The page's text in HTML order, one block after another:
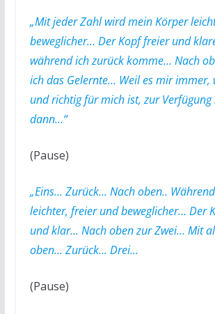
„Mit jeder Zahl wird mein Körper
beweglicher… Der Kopf freier und
während ich zurück komme… Nach
ich das Gelernte… Weil es mir immer,
und richtig für mich ist, zur
dann…“
(Pause)
„Eins… Zurück… Nach oben..
leichter, freier und beweglicher… Der
und klar… Nach oben zur Zwei… Mit
oben… Zurück… Drei…
(Pause)